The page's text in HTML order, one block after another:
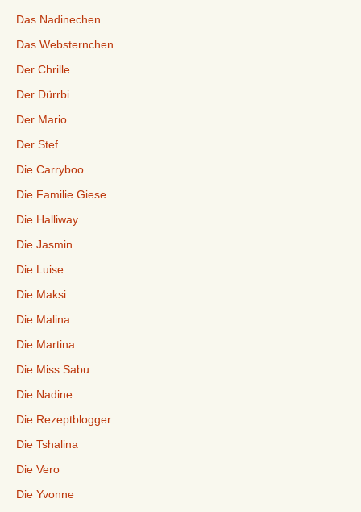
Das Nadinechen
Das Websternchen
Der Chrille
Der Dürrbi
Der Mario
Der Stef
Die Carryboo
Die Familie Giese
Die Halliway
Die Jasmin
Die Luise
Die Maksi
Die Malina
Die Martina
Die Miss Sabu
Die Nadine
Die Rezeptblogger
Die Tshalina
Die Vero
Die Yvonne